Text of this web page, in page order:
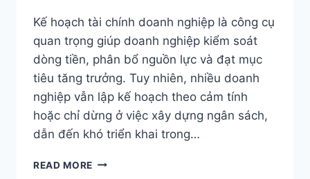
Kế hoạch tài chính doanh nghiệp là công cụ
quan trọng giúp doanh nghiệp kiểm soát
dòng tiền, phân bổ nguồn lực và đạt mục
tiêu tăng trưởng. Tuy nhiên, nhiều doanh
nghiệp vẫn lập kế hoạch theo cảm tính
hoặc chỉ dừng ở việc xây dựng ngân sách,
dẫn đến khó triển khai trong…
READ MORE HƯỚNG